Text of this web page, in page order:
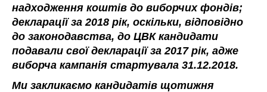
надходження коштів до виборчих фондів;
декларації за 2018 рік, оскільки, відповідно
до законодавства, до ЦВК кандидати
подавали свої декларації за 2017 рік, адже
виборча кампанія стартувала 31.12.2018.
Ми закликаємо кандидатів щотижня